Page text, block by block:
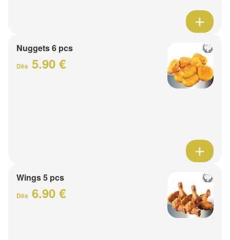
Nuggets 6 pcs
Dès 5.90 €
Wings 5 pcs
Dès 6.90 €